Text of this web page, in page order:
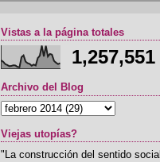
Vistas a la página totales
1,257,551
Archivo del Blog
Viejas utopías?
"La construcción del sentido social